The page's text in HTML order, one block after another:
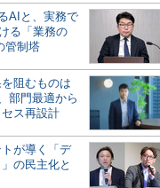
AIと、実務で
る「業務の
管制塔
阻むものは
部門最適から
ス再設計
が導く「デ
の民主化と